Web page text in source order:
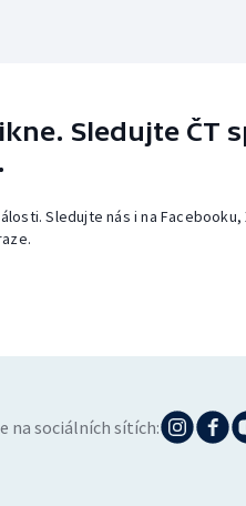
Sledujte ČT
Sledujte nás i na Facebooku,
na sociálních sítích: